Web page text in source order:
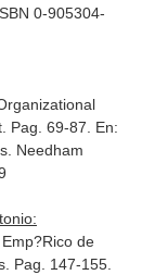
0-905304-
Pag. 69-87. En:
. Needham
de
Pag. 147-155.